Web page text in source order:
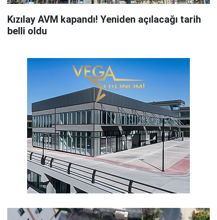
Kızılay AVM kapandı! Yeniden açılacağı tarih
belli oldu